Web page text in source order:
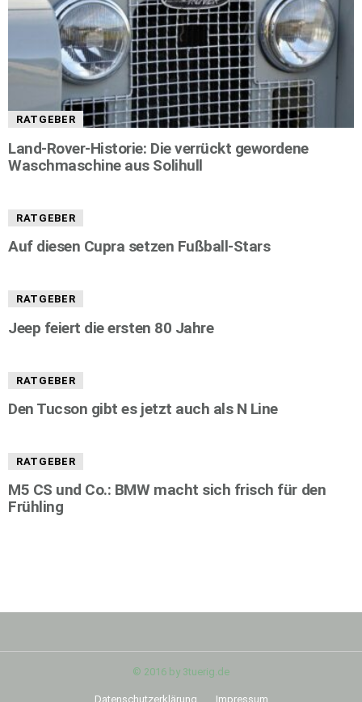
RATGEBER
Land-Rover-Historie: Die verrückt gewordene
Waschmaschine aus Solihull
RATGEBER
Auf diesen Cupra setzen Fußball-Stars
RATGEBER
Jeep feiert die ersten 80 Jahre
RATGEBER
Den Tucson gibt es jetzt auch als N Line
RATGEBER
M5 CS und Co.: BMW macht sich frisch für den
Frühling
© 2016 by 3tuerig.de
Datenschutzerklärung Impressum